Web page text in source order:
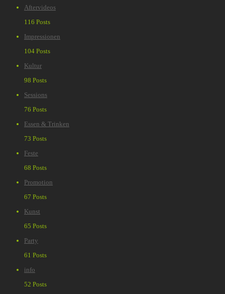
Aftervideos
116 Posts
Impressionen
104 Posts
Kultur
98 Posts
Sessions
76 Posts
Essen & Trinken
73 Posts
Feste
68 Posts
Promotion
67 Posts
Kunst
65 Posts
Party
61 Posts
info
52 Posts